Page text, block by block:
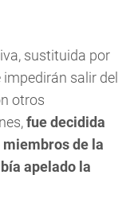
sustituida por
salir del
otros
fue decidida
de la
apelado la